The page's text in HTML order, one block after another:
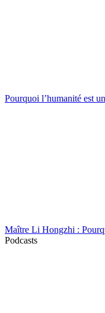
Pourquoi l’humanité est
Maître Li Hongzhi :
Podcasts